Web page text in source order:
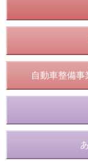
自動車整備